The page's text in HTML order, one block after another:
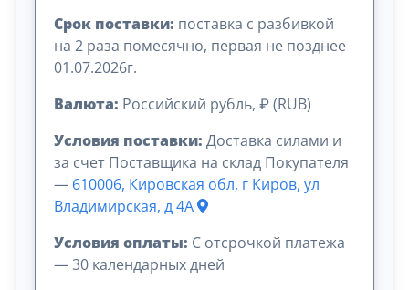
Срок поставки: поставка с разбивкой
на 2 раза помесячно, первая не позднее
01.07.2026г.
Валюта: Российский рубль, ₽ (RUB)
Условия поставки: Доставка силами и
за счет Поставщика на склад Покупателя
— 610006, Кировская обл, г Киров, ул
Владимирская, д 4А
Условия оплаты: C отсрочкой платежа
— 30 календарных дней